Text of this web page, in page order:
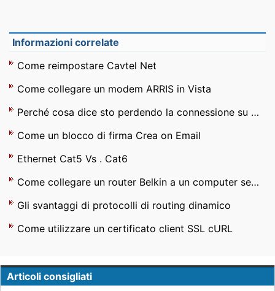
Informazioni correlate
Come reimpostare Cavtel Net
Come collegare un modem ARRIS in Vista
Perché cosa dice sto perdendo la connessione su Roblox
Come un blocco di firma Crea on Email
Ethernet Cat5 Vs . Cat6
Come collegare un router Belkin a un computer senza Ethernet
Gli svantaggi di protocolli di routing dinamico
Come utilizzare un certificato client SSL cURL
Articoli consigliati